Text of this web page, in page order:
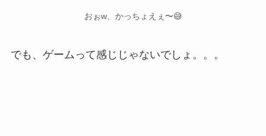
おぉw、かっちょえぇ〜😅
でも、ゲームって感じじゃないでしょ。。。